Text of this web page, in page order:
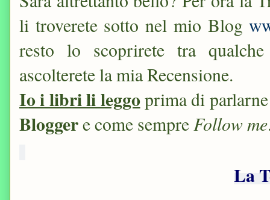
li troverete sotto nel mio Blog
resto lo scoprirete tra
ascolterete la mia Recensione.
Io i libri li leggoprima di
Bloggere come sempreFollow me
La